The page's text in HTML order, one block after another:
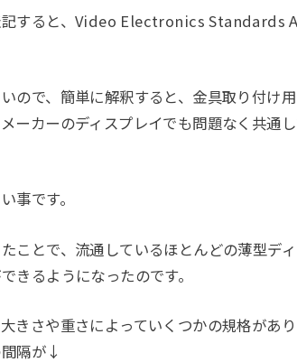
記すると、Video Electronics Standards
ので、簡単に解釈すると、金具取り付け
ーカーのディスプレイでも問題なく共通
事です。
ことで、流通しているほとんどの薄型デ
きるようになったのです。
きさや重さによっていくつかの規格があ
隔が↓